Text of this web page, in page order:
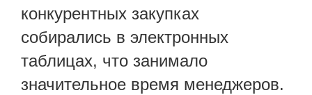
конкурентных закупках
собирались в электронных
таблицах, что занимало
значительное время менеджеров.